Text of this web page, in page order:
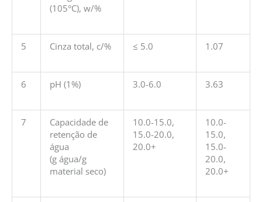
(105°C), w/%
5 Cinza total, c/% ≤ 5.0 1.07
6 pH (1%) 3.0-6.0 3.63
7
Capacidade de
retenção de
água
(g água/g
material seco)
10.0-15.0,
15.0-20.0,
20.0+
10.0-
15.0,
15.0-
20.0,
20.0+